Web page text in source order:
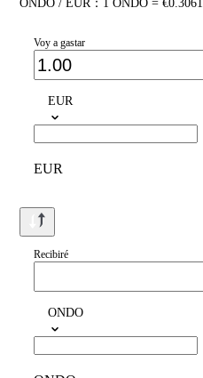
ONDO / EUR：1 ONDO = €0.3061
Voy a gastar
EUR
EUR
Recibiré
ONDO